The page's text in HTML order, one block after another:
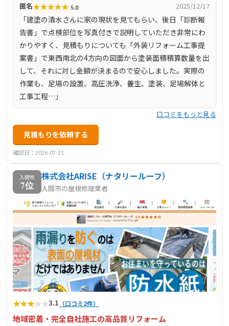
匿名★★★★★ 5.0 2025/12/17
「建塗の清水さんに家の現状を見てもらい、後日「診断報
告書」で点検部位を写真付きで説明していただき非常にわ
かりやすく、見積もりについても「外装リフォーム工事提
案書」で東西南北の4方向の図面から塗装面積積算数量を出
して、それに対し金額が決まるので安心しました。実際の
作業も、足場の設置、高圧洗浄、養生、塗装、足場解体と
工事工程…」
口コミをもっと見る
見積もりを依頼する
確認日：2026-07-21
入間市
7位
株式会社ARISE（ナタリールーフ）
入間市の屋根修理業者
★★★★★3.1 （口コミ2件）
地域密着・完全自社施工の高品質リフォーム